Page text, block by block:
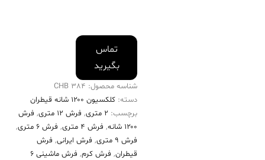
تماس
بگیرید
شناسه محصول: 384 CHB
دسته: کلکسیون ۱۲۰۰ شانه قیطران
برچسب: 2 متری , فرش 12 متری , فرش
۱۲۰۰ شانه
, فرش 4 متری , فرش 6 متری
,
فرش 9 متری
, فرش ایرانی, فرش
قیطران, فرش کرم,
فرش ماشینی 6